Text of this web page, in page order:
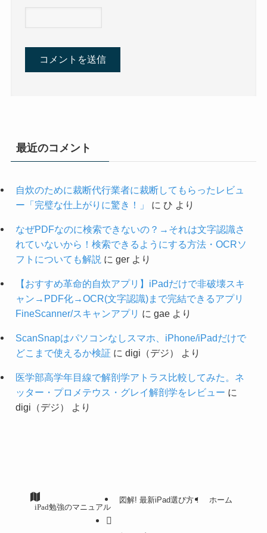
最近のコメント
自炊のために裁断代行業者に裁断してもらったレビュ
ー「完璧な仕上がりに驚き！」
に ひ より
なぜPDFなのに検索できないの？→それは文字認識さ
れていないから！検索できるようにする方法・OCRソ
フトについても解説 に gerより
【おすすめ革命的自炊アプリ】iPadだけで非破壊スキ
ャン→PDF化→OCR(文字認識)まで完結できるアプリ
FineScanner/スキャンアプリ に gaeより
ScanSnapはパソコンなしスマホ、iPhone/iPadだけで
どこまで使えるか検証 に digi（デジ） より
医学部高学年目線で解剖学アトラス比較してみた。ネ
ッター・プロメテウス・グレイ解剖学をレビュー に
digi（デジ）
より
iPad勉強のマニュアル
図解! 最新iPad選び方！ ホーム